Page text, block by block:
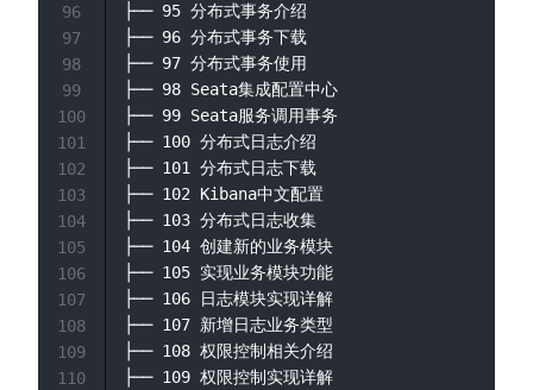
├── 95 分布式事务介绍
├── 96 分布式事务下载
├── 97 分布式事务使用
├── 98 Seata集成配置中心
├── 99 Seata服务调用事务
├── 100 分布式日志介绍
├── 101 分布式日志下载
├── 102 Kibana中文配置
├── 103 分布式日志收集
├── 104 创建新的业务模块
├── 105 实现业务模块功能
├── 106 日志模块实现详解
├── 107 新增日志业务类型
├── 108 权限控制相关介绍
├── 109 权限控制实现详解
96
97
98
99
100
101
102
103
104
105
106
107
108
109
110